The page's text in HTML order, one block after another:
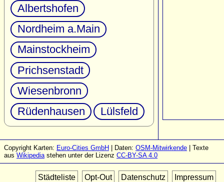
Albertshofen
Nordheim a.Main
Mainstockheim
Prichsenstadt
Wiesenbronn
Rüdenhausen
Lülsfeld
Copyright Karten: Euro-Cities GmbH | Daten: OSM-Mitwirkende | Texte
aus Wikipediastehen unter der Lizenz CC-BY-SA 4.0
Städteliste Opt-Out Datenschutz Impressum